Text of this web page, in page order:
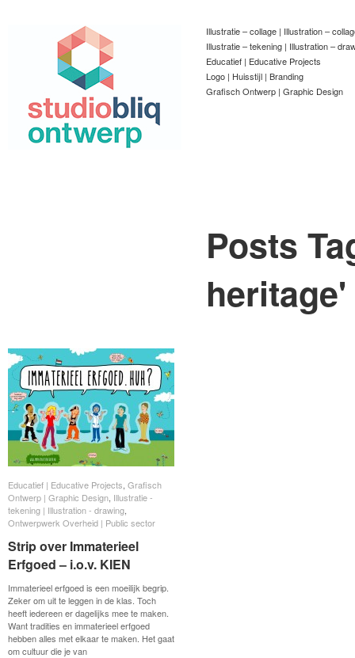
Illustratie – collage | Illustration –
Illustratie – tekening | Illustration –
Educatief | Educative Projects
Logo | Huisstijl | Branding
Grafisch Ontwerp | Graphic Design
Posts
heritage'
Educatief | Educative Projects Grafisch
Ontwerp | Graphic Design Illustratie -
tekening | Illustration - drawing
Ontwerpwerk Overheid | Public sector
Strip over Immaterieel
Erfgoed – i.o.v. KIEN
Immaterieel erfgoed is een moeilijk begrip.
Zeker om uit te leggen in de klas. Toch
heeft iedereen er dagelijks mee te maken.
Want tradities en immaterieel erfgoed
hebben alles met elkaar te maken. Het gaat
om cultuur die je van
Educatief | Educative Projects Grafisch
Ontwerp | Graphic Design Illustratie -
tekening | Illustration - drawing
Ontwerpwerk Overheid | Public sector
Strip over Immaterieel
Erfgoed – i.o.v. KIEN